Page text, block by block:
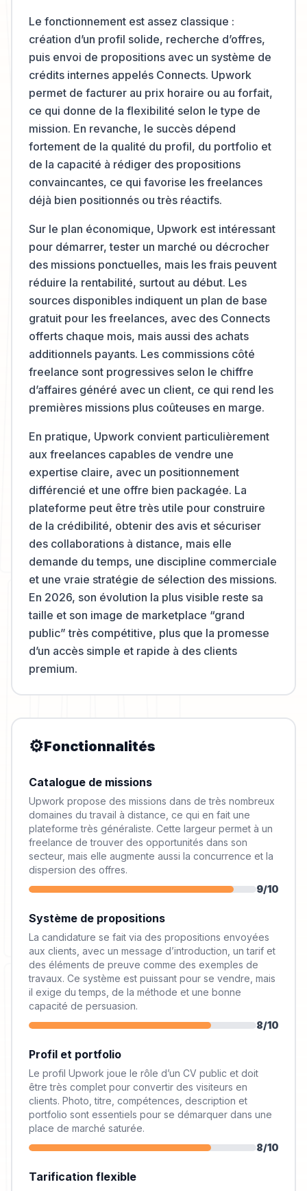
Le fonctionnement est assez classique :
création d’un profil solide, recherche d’offres,
puis envoi de propositions avec un système de
crédits internes appelés Connects. Upwork
permet de facturer au prix horaire ou au forfait,
ce qui donne de la flexibilité selon le type de
mission. En revanche, le succès dépend
fortement de la qualité du profil, du portfolio et
de la capacité à rédiger des propositions
convaincantes, ce qui favorise les freelances
déjà bien positionnés ou très réactifs.
Sur le plan économique, Upwork est intéressant
pour démarrer, tester un marché ou décrocher
des missions ponctuelles, mais les frais peuvent
réduire la rentabilité, surtout au début. Les
sources disponibles indiquent un plan de base
gratuit pour les freelances, avec des Connects
offerts chaque mois, mais aussi des achats
additionnels payants. Les commissions côté
freelance sont progressives selon le chiffre
d’affaires généré avec un client, ce qui rend les
premières missions plus coûteuses en marge.
En pratique, Upwork convient particulièrement
aux freelances capables de vendre une
expertise claire, avec un positionnement
différencié et une offre bien packagée. La
plateforme peut être très utile pour construire
de la crédibilité, obtenir des avis et sécuriser
des collaborations à distance, mais elle
demande du temps, une discipline commerciale
et une vraie stratégie de sélection des missions.
En 2026, son évolution la plus visible reste sa
taille et son image de marketplace “grand
public” très compétitive, plus que la promesse
d’un accès simple et rapide à des clients
premium.
⚙️Fonctionnalités
Catalogue de missions
Upwork propose des missions dans de très nombreux
domaines du travail à distance, ce qui en fait une
plateforme très généraliste. Cette largeur permet à un
freelance de trouver des opportunités dans son
secteur, mais elle augmente aussi la concurrence et la
dispersion des offres.
9/10
Système de propositions
La candidature se fait via des propositions envoyées
aux clients, avec un message d’introduction, un tarif et
des éléments de preuve comme des exemples de
travaux. Ce système est puissant pour se vendre, mais
il exige du temps, de la méthode et une bonne
capacité de persuasion.
8/10
Profil et portfolio
Le profil Upwork joue le rôle d’un CV public et doit
être très complet pour convertir des visiteurs en
clients. Photo, titre, compétences, description et
portfolio sont essentiels pour se démarquer dans une
place de marché saturée.
8/10
Tarification flexible